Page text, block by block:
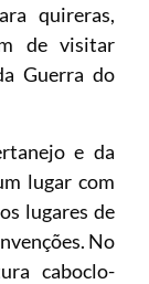
quireras,
de visitar
Guerra do
e da
lugar com
lugares de
No
caboclo-